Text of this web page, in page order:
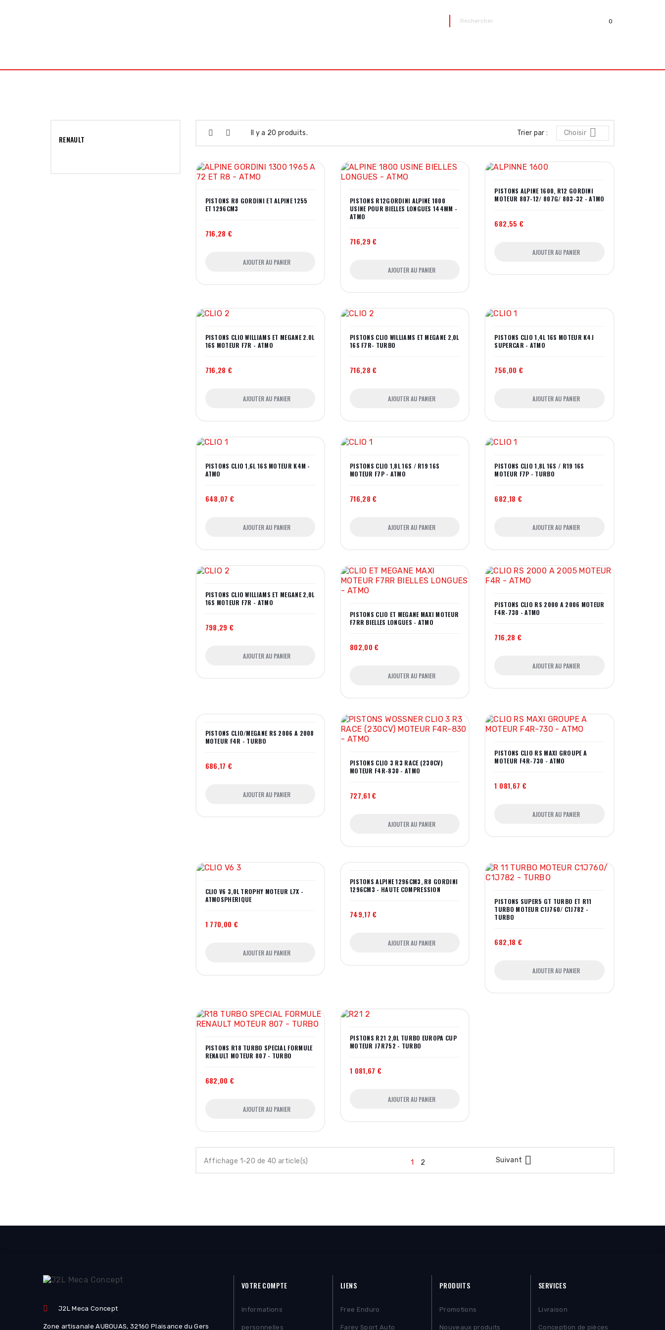
0
RENAULT
Il y a 20 produits. Trier par : Choisir 
PISTONS R8 GORDINI ET ALPINE 1255
ET 1296CM3
716,28 €
AJOUTER AU PANIER
PISTONS R12GORDINI ALPINE 1800
USINE POUR BIELLES LONGUES 144MM -
ATMO
716,29 €
AJOUTER AU PANIER
PISTONS ALPINE 1600, R12 GORDINI
MOTEUR 807-12/ 807G/ 803-32 - ATMO
682,55 €
AJOUTER AU PANIER
PISTONS CLIO WILLIAMS ET MEGANE 2.0L
16S MOTEUR F7R - ATMO
716,28 €
AJOUTER AU PANIER
PISTONS CLIO WILLIAMS ET MEGANE 2,0L
16S F7R- TURBO
716,28 €
AJOUTER AU PANIER
PISTONS CLIO 1,4L 16S MOTEUR K4J
SUPERCAR - ATMO
756,00 €
AJOUTER AU PANIER
PISTONS CLIO 1,6L 16S MOTEUR K4M -
ATMO
648,07 €
AJOUTER AU PANIER
PISTONS CLIO 1,8L 16S / R19 16S
MOTEUR F7P - ATMO
716,28 €
AJOUTER AU PANIER
PISTONS CLIO 1,8L 16S / R19 16S
MOTEUR F7P - TURBO
682,18 €
AJOUTER AU PANIER
PISTONS CLIO WILLIAMS ET MEGANE 2,0L
16S MOTEUR F7R - ATMO
798,29 €
AJOUTER AU PANIER
PISTONS CLIO ET MEGANE MAXI MOTEUR
F7RR BIELLES LONGUES - ATMO
802,00 €
AJOUTER AU PANIER
PISTONS CLIO RS 2000 A 2006 MOTEUR
F4R-730 - ATMO
716,28 €
AJOUTER AU PANIER
PISTONS CLIO/MEGANE RS 2006 A 2008
MOTEUR F4R - TURBO
686,17 €
AJOUTER AU PANIER
PISTONS CLIO 3 R3 RACE (230CV)
MOTEUR F4R-830 - ATMO
727,61 €
AJOUTER AU PANIER
PISTONS CLIO RS MAXI GROUPE A
MOTEUR F4R-730 - ATMO
1 081,67 €
AJOUTER AU PANIER
CLIO V6 3,0L TROPHY MOTEUR L7X -
ATMOSPHERIQUE
1 770,00 €
AJOUTER AU PANIER
PISTONS ALPINE 1296CM3, R8 GORDINI
1296CM3 - HAUTE COMPRESSION
749,17 €
AJOUTER AU PANIER
PISTONS SUPER5 GT TURBO ET R11
TURBO MOTEUR C1J760/ C1J782 -
TURBO
682,18 €
AJOUTER AU PANIER
PISTONS R18 TURBO SPECIAL FORMULE
RENAULT MOTEUR 807 - TURBO
682,00 €
AJOUTER AU PANIER
PISTONS R21 2,0L TURBO EUROPA CUP
MOTEUR J7R752 - TURBO
1 081,67 €
AJOUTER AU PANIER
Affichage 1-20 de 40 article(s) 1 2 Suivant 
J2L Meca Concept
Zone artisanale AUBOUAS, 32160 Plaisance du Gers
VOTRE COMPTE
Informations
personnelles
LIENS
Free Enduro
Farey Sport Auto
PRODUITS
Promotions
Nouveaux produits
SERVICES
Livraison
Conception de pièces